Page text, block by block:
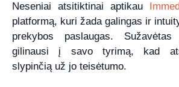
Neseniai atsitiktinai aptikau
platformą, kuri žada galingas ir
prekybos paslaugas.
gilinausi į savo tyrimą, kad
slypinčią už jo teisėtumo.